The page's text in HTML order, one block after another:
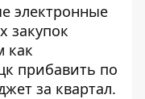
электронные
закупок
как
прибавить по
за квартал.